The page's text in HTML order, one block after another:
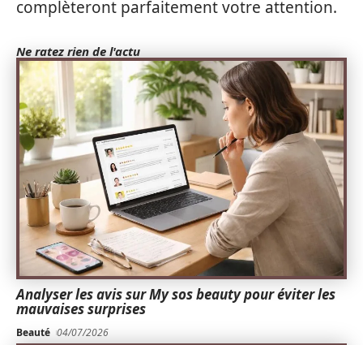
complèteront parfaitement votre attention.
Ne ratez rien de l'actu
Analyser les avis sur My sos beauty pour éviter les
mauvaises surprises
Beauté 04/07/2026